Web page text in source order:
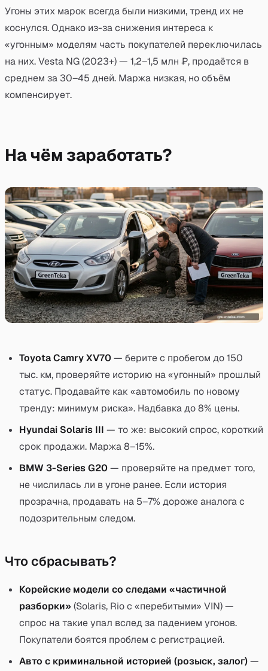
Угоны этих марок всегда были низкими, тренд их не
коснулся. Однако из-за снижения интереса к
«угонным» моделям часть покупателей переключилась
на них. Vesta NG (2023+) — 1,2–1,5 млн ₽, продаётся в
среднем за 30–45 дней. Маржа низкая, но объём
компенсирует.
На чём заработать?
Toyota Camry XV70— берите с пробегом до 150
тыс. км, проверяйте историю на «угонный» прошлый
статус. Продавайте как «автомобиль по новому
тренду: минимум риска». Надбавка до 8% цены.
Hyundai Solaris III — то же: высокий спрос, короткий
срок продажи. Маржа 8–15%.
BMW 3-Series G20— проверяйте на предмет того,
не числилась ли в угоне ранее. Если история
прозрачна, продавать на 5–7% дороже аналога с
подозрительным следом.
Что сбрасывать?
Корейские модели со следами «частичной
разборки»(Solaris, Rio с «перебитыми» VIN) —
спрос на такие упал вслед за падением угонов.
Покупатели боятся проблем с регистрацией.
Авто с криминальной историей (розыск, залог)—